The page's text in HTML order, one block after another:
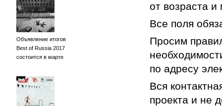
Объявление итогов
Best of Russia 2017
состоится в марте
от возраста
Все поля
Просим
по адресу
Вся
проекта и не